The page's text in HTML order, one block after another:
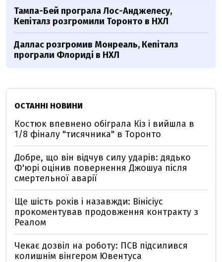
Тампа-Бей програла Лос-Анджелесу,
Кепіталз розгромили Торонто в НХЛ
Даллас розгромив Монреаль, Кепіталз
програли Флориді в НХЛ
ОСТАННІ НОВИНИ
Костюк впевнено обіграла Кіз і вийшла в
1/8 фіналу "тисячника" в Торонто
Добре, що він відчув силу ударів: дядько
Ф'юрі оцінив повернення Джошуа після
смертельної аварії
Ще шість років і назавжди: Вінісіус
прокоментував продовження контракту з
Реалом
Чекає дозвіл на роботу: ПСВ підсилився
колишнім вінгером Ювентуса